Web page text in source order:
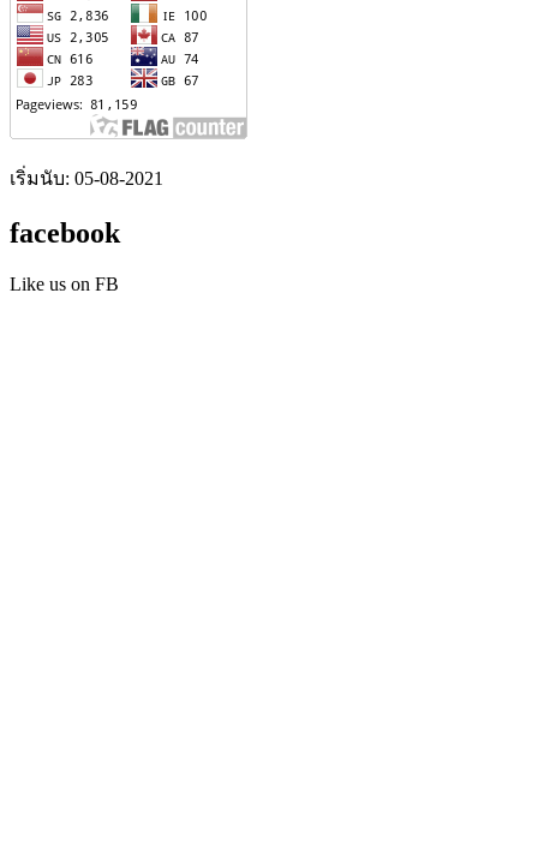
เริ่มนับ: 05-08-2021
facebook
Like us on FB